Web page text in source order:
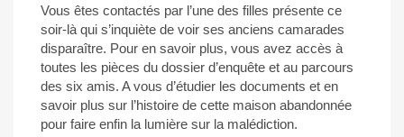
Vous êtes contactés par l’une des filles présente ce
soir-là qui s’inquiète de voir ses anciens camarades
disparaître. Pour en savoir plus, vous avez accès à
toutes les pièces du dossier d’enquête et au parcours
des six amis. A vous d’étudier les documents et en
savoir plus sur l’histoire de cette maison abandonnée
pour faire enfin la lumière sur la malédiction.